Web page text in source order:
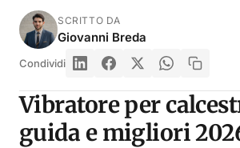
SCRITTO DA
Giovanni Breda
Condividi
Vibratore per
guida e migliori